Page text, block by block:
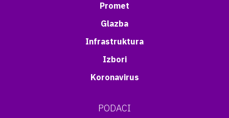
Promet
Glazba
Infrastruktura
Izbori
Koronavirus
PODACI